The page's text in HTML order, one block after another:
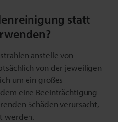
statt
anstelle von
von der jeweiligen
um ein großes
eine Beeinträchtigung
Schäden verursacht,
werden.